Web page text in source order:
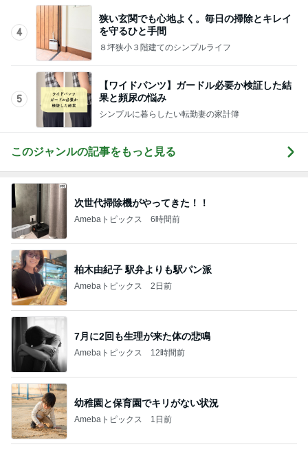
4
狭い玄関でも心地よく。毎日の掃除とキレイ
を守るひと手間
８坪狭小３階建てのシンプルライフ
5
【ワイドパンツ】ガードル必要か検証した結
果と頻尿の悩み
シンプルに暮らしたい転勤妻の家計簿
このジャンルの記事をもっと見る
次世代掃除機がやってきた！！
Amebaトピックス 6時間前
柏木由紀子 駅弁よりも駅パン派
Amebaトピックス 2日前
7月に2回も生理が来た体の悲鳴
Amebaトピックス 12時間前
幼稚園と保育園でキリがない状況
Amebaトピックス 1日前